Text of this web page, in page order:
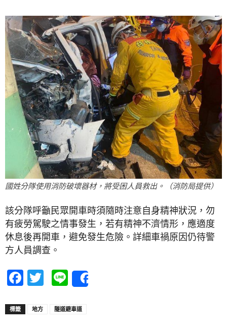
國姓分隊使用消防破壞器材，將受困人員救出。（消防局提供）
該分隊呼籲民眾開車時須隨時注意自身精神狀況，勿
有疲勞駕駛之情事發生，若有精神不濟情形，應適度
休息後再開車，避免發生危險。詳細車禍原因仍待警
方人員調查。
Facebook
Twitter
Line
標籤 地方 隧道避車道